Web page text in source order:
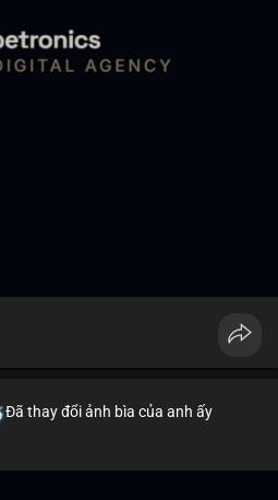
Đã thay đổi ảnh bìa của anh ấy